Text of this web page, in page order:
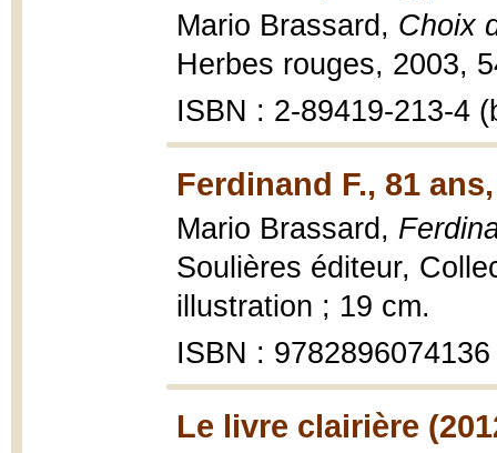
Mario Brassard, Choix
Herbes rouges, 2003,
ISBN : 2-89419-213-4
Ferdinand F., 81
Mario Brassard,
Soulières éditeur,
illustration ; 19 cm.
ISBN : 9782896074136
Le livre clairière